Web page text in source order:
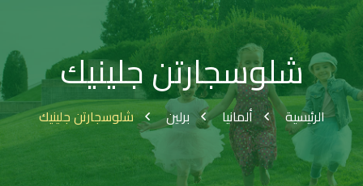
شلوسجارتن جلينيك
الرئيسية ألمانيا برلين شلوسجارتن جلينيك